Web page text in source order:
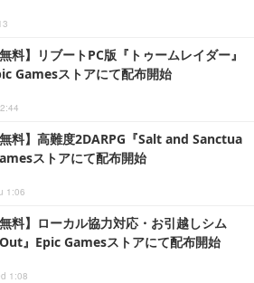
無料】リブートPC版『トゥームレイダー』
Gamesストアにて配布開始
無料】高難度2DARPG『Salt and Sanctua
ストアにて配布開始
1:06
無料】ローカル協力対応・お引越しシム
』Epic Gamesストアにて配布開始
1:08